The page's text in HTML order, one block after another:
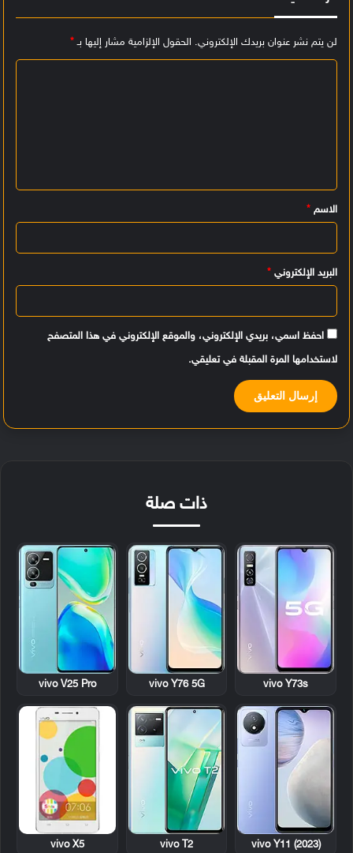
لن يتم نشر عنوان بريدك الإلكتروني. الحقول الإلزامية مشار إليها بـ*
ي
ق
الاسم *
البريد الإلكتروني *
احفظ اسمي، بريدي الإلكتروني، والموقع الإلكتروني في هذا المتصفح
لاستخدامها المرة المقبلة في تعليقي.
ذات صلة
vivo Y73s
vivo Y76 5G
vivo V25 Pro
vivo Y11 (2023)
vivo T2
vivo X5